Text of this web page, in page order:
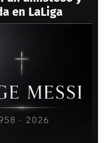
en LaLiga